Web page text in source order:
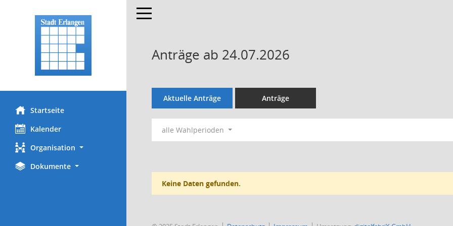
Startseite
Kalender
Organisation
Dokumente
Toggle navigation
Anträge ab 24.07.2026
Aktuelle Anträge Anträge
alle Wahlperioden
Keine Daten gefunden.